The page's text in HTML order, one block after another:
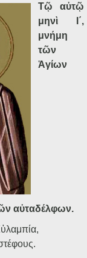
Τῷ αὐτῷ
μηνὶ Ι΄,
μνήμη
τῶν
Ἁγίων
αὐταδέλφων.